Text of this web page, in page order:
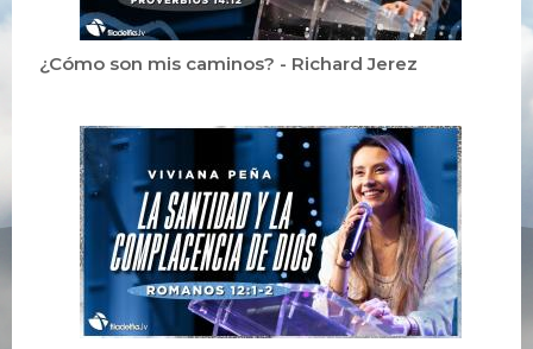
¿Cómo son mis caminos? - Richard Jerez